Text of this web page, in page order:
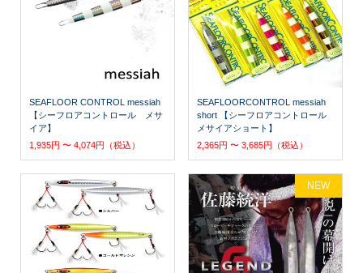
SEAFLOOR CONTROL messiah
【シーフロアコントロール メサ
イア】
1,935円 〜 4,074円（税込）
SEAFLOORCONTROL messiah
short 【シーフロアコントロール
メサイアショート】
2,365円 〜 3,685円（税込）
NEW